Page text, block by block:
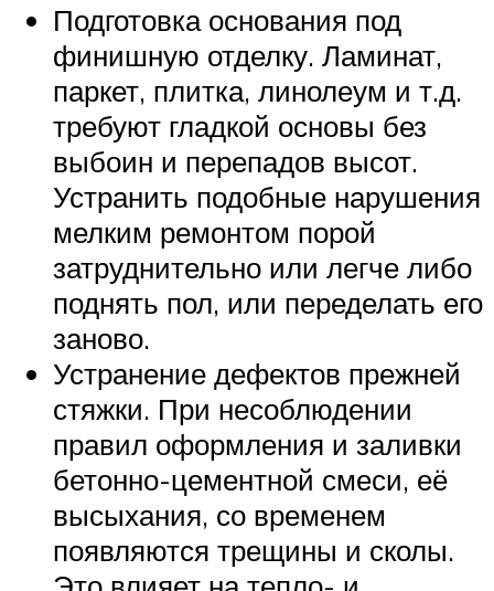
Подготовка основания под
финишную отделку. Ламинат,
паркет, плитка, линолеум и т.д.
требуют гладкой основы без
выбоин и перепадов высот.
Устранить подобные нарушения
мелким ремонтом порой
затруднительно или легче либо
поднять пол, или переделать его
заново.
Устранение дефектов прежней
стяжки. При несоблюдении
правил оформления и заливки
бетонно-цементной смеси, её
высыхания, со временем
появляются трещины и сколы.